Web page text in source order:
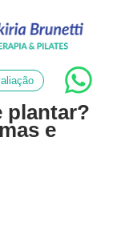
plantar?
e